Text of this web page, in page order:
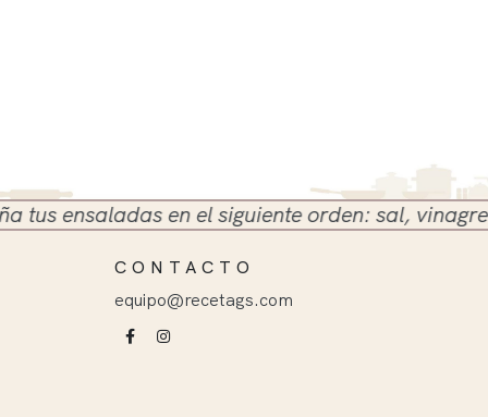
en el siguiente orden: sal, vinagre y
CONTACTO
equipo@recetags.com